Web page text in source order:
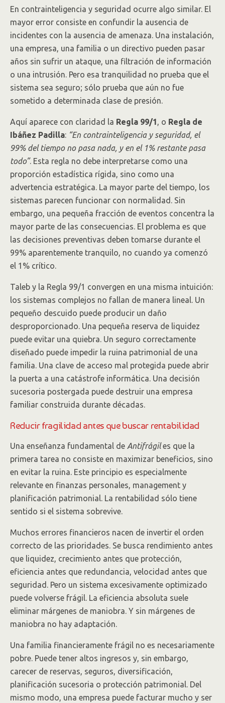
En contrainteligencia y seguridad ocurre algo similar. El
mayor error consiste en confundir la ausencia de
incidentes con la ausencia de amenaza. Una instalación,
una empresa, una familia o un directivo pueden pasar
años sin sufrir un ataque, una filtración de información
o una intrusión. Pero esa tranquilidad no prueba que el
sistema sea seguro; sólo prueba que aún no fue
sometido a determinada clase de presión.
Aquí aparece con claridad la Regla 99/1, o Regla de
Ibáñez Padilla: “En contrainteligencia y seguridad, el
99% del tiempo no pasa nada, y en el 1% restante pasa
todo”. Esta regla no debe interpretarse como una
proporción estadística rígida, sino como una
advertencia estratégica. La mayor parte del tiempo, los
sistemas parecen funcionar con normalidad. Sin
embargo, una pequeña fracción de eventos concentra la
mayor parte de las consecuencias. El problema es que
las decisiones preventivas deben tomarse durante el
99% aparentemente tranquilo, no cuando ya comenzó
el 1% crítico.
Taleb y la Regla 99/1 convergen en una misma intuición:
los sistemas complejos no fallan de manera lineal. Un
pequeño descuido puede producir un daño
desproporcionado. Una pequeña reserva de liquidez
puede evitar una quiebra. Un seguro correctamente
diseñado puede impedir la ruina patrimonial de una
familia. Una clave de acceso mal protegida puede abrir
la puerta a una catástrofe informática. Una decisión
sucesoria postergada puede destruir una empresa
familiar construida durante décadas.
Reducir fragilidad antes que buscar rentabilidad
Una enseñanza fundamental de Antifrágiles que la
primera tarea no consiste en maximizar beneficios, sino
en evitar la ruina. Este principio es especialmente
relevante en finanzas personales, management y
planificación patrimonial. La rentabilidad sólo tiene
sentido si el sistema sobrevive.
Muchos errores financieros nacen de invertir el orden
correcto de las prioridades. Se busca rendimiento antes
que liquidez, crecimiento antes que protección,
eficiencia antes que redundancia, velocidad antes que
seguridad. Pero un sistema excesivamente optimizado
puede volverse frágil. La eficiencia absoluta suele
eliminar márgenes de maniobra. Y sin márgenes de
maniobra no hay adaptación.
Una familia financieramente frágil no es necesariamente
pobre. Puede tener altos ingresos y, sin embargo,
carecer de reservas, seguros, diversificación,
planificación sucesoria o protección patrimonial. Del
mismo modo, una empresa puede facturar mucho y ser